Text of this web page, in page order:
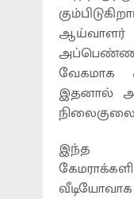
வேகமாக
இதனால்
இந்த